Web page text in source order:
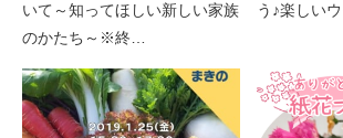
いて～知ってほしい新しい家族
のかたち～※終…
う♪楽しい